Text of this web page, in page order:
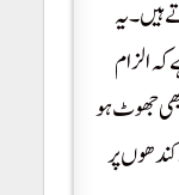
ہیں۔ یہ
الزام
جھوٹ ہو
کندھوں پر